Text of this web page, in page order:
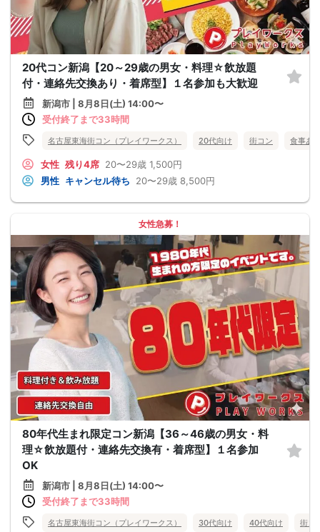
20代コン新潟【20～29歳の男女・料理☆飲放題
付・連絡先交換あり・着席型】１名参加も大歓迎
新潟市 | 8月8日(土) 14:00〜
受付終了まで33時間
名古屋東海街コン（プレイワークス） 20代向け 街コン 食事あ
女性 残り4席 20〜29歳 1,500円
男性 キャンセル待ち 20〜29歳 8,500円
女性急募！
80年代生まれ限定コン新潟【36～46歳の男女・料
理☆飲放題付・連絡先交換有・着席型】１名参加
OK
新潟市 | 8月8日(土) 14:00〜
受付終了まで33時間
名古屋東海街コン（プレイワークス） 30代向け 40代向け 街コ